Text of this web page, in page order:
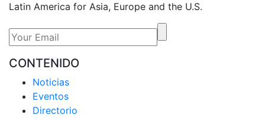
Latin America for Asia, Europe and the U.S.
CONTENIDO
Noticias
Eventos
Directorio